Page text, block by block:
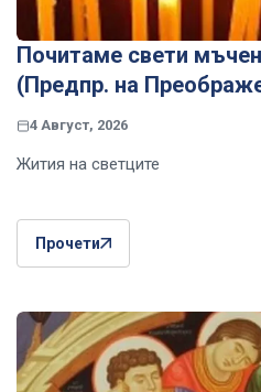
Почитаме свети
(Предпр. на
4 Август, 2026
Жития на светците
Прочети